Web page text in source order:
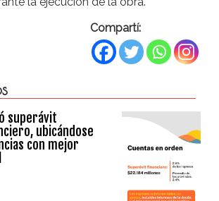
Compartí:
superávit
ubicándose
con mejor